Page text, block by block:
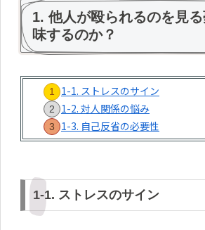
1. 他人が殴られるのを見
味するのか？
1-1. ストレスのサイン
1-2. 対人関係の悩み
1-3. 自己反省の必要性
1-1. ストレスのサイン